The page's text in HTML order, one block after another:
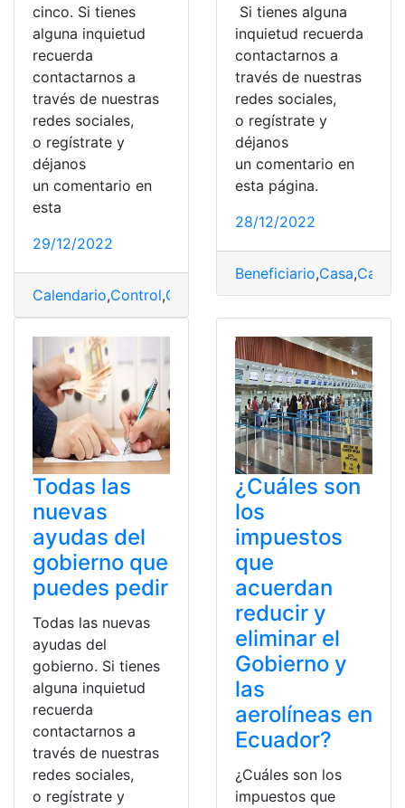
cinco. Si tienes
alguna inquietud
recuerda
contactarnos a
través de nuestras
redes sociales,
o regístrate y
déjanos
un comentario en
esta
29/12/2022
Calendario,Control,Gobierno,Impuesto,SRI
Si tienes alguna
inquietud recuerda
contactarnos a
través de nuestras
redes sociales,
o regístrate y
déjanos
un comentario en
esta página.
28/12/2022
Beneficiario,Casa,Casas
Todas las
nuevas
ayudas del
gobierno que
puedes pedir
Todas las nuevas
ayudas del
gobierno. Si tienes
alguna inquietud
recuerda
contactarnos a
través de nuestras
redes sociales,
o regístrate y
¿Cuáles son
los
impuestos
que
acuerdan
reducir y
eliminar el
Gobierno y
las
aerolíneas en
Ecuador?
¿Cuáles son los
impuestos que